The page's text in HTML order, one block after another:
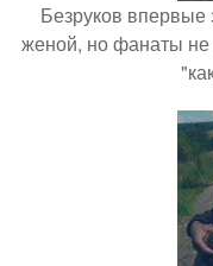
Безруков впервые
женой, но фанаты не